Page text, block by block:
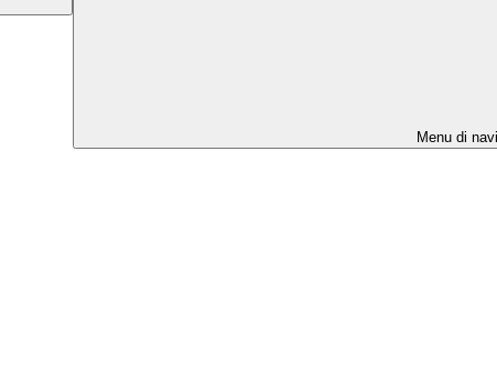
Menu di